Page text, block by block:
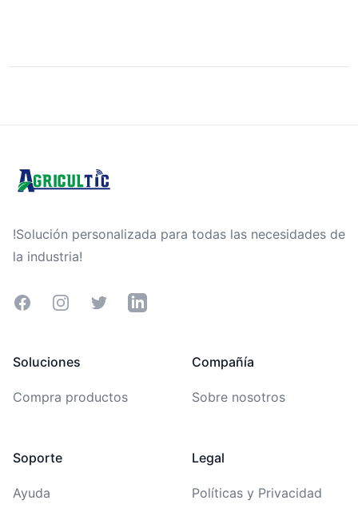
!Solución personalizada para todas las necesidades de
la industria!
FacebookInstagramTwitter LinkedIn
Soluciones
Compra productos
Soporte
Ayuda
Compañía
Sobre nosotros
Legal
Políticas y Privacidad